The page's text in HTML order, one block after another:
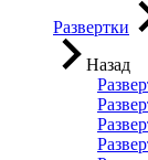
Развертки
Назад